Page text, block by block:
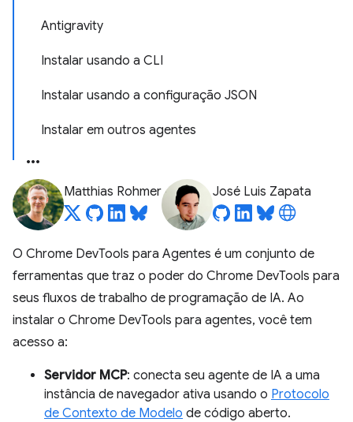
Antigravity
Instalar usando a CLI
Instalar usando a configuração JSON
Instalar em outros agentes
Matthias Rohmer José Luis Zapata
O Chrome DevTools para Agentes é um conjunto de
ferramentas que traz o poder do Chrome DevTools para
seus fluxos de trabalho de programação de IA. Ao
instalar o Chrome DevTools para agentes, você tem
acesso a:
Servidor MCP: conecta seu agente de IA a uma
instância de navegador ativa usando o Protocolo
de Contexto de Modelo de código aberto.